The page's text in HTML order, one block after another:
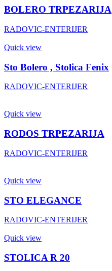
BOLERO TRPEZARIJA
RADOVIC-ENTERIJER
Quick view
Sto Bolero , Stolica Fenix
RADOVIC-ENTERIJER
Quick view
RODOS TRPEZARIJA
RADOVIC-ENTERIJER
Quick view
STO ELEGANCE
RADOVIC-ENTERIJER
Quick view
STOLICA R 20